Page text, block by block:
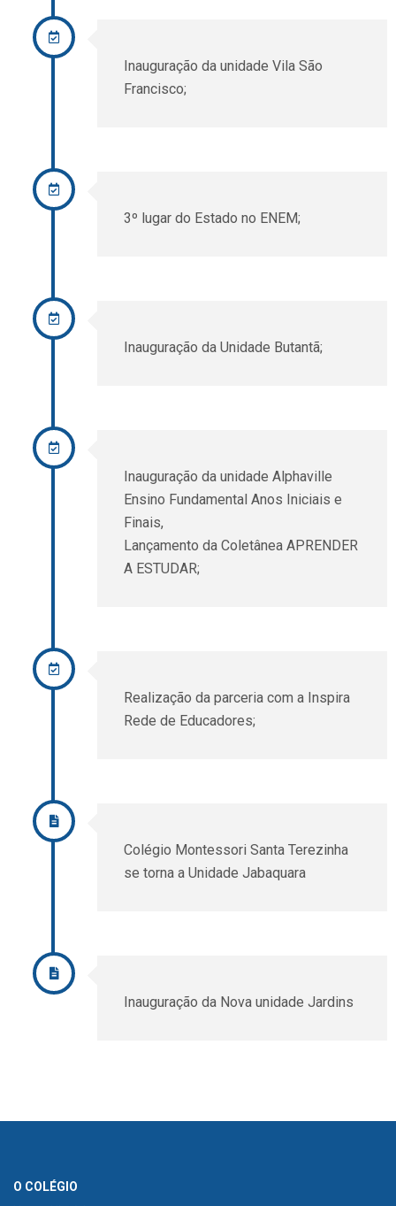
Inauguração da unidade Vila São
Francisco;
3º lugar do Estado no ENEM;
Inauguração da Unidade Butantã;
Inauguração da unidade Alphaville
Ensino Fundamental Anos Iniciais e
Finais,
Lançamento da Coletânea APRENDER
A ESTUDAR;
Realização da parceria com a Inspira
Rede de Educadores;
Colégio Montessori Santa Terezinha
se torna a Unidade Jabaquara
Inauguração da Nova unidade Jardins
O COLÉGIO